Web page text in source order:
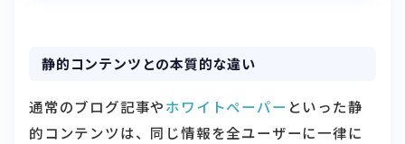
静的コンテンツとの本質的な違い
通常のブログ記事やホワイトペーパー といった静
的コンテンツは、同じ情報を全ユーザーに一律に